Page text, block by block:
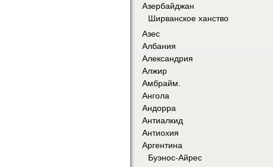
Азербайджан
Ширванское ханство
Азес
Албания
Александрия
Алжир
Амбрайм.
Ангола
Андорра
Антиалкид
Антиохия
Аргентина
Буэнос-Айрес